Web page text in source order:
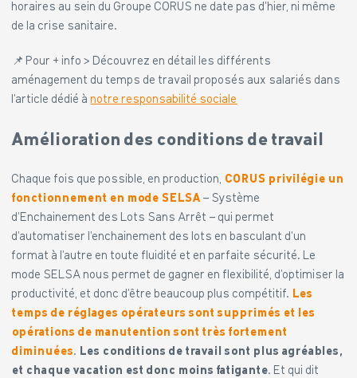
horaires au sein du Groupe CORUS ne date pas d’hier, ni même
de la crise sanitaire.
📌 Pour + info > Découvrez en détail les différents
aménagement du temps de travail proposés aux salariés dans
l’article dédié ànotre responsabilité sociale
Amélioration des conditions de travail
Chaque fois que possible, en production, CORUS privilégie un
fonctionnement en mode SELSA – Système
d’Enchainement des Lots Sans Arrêt – qui permet
d’automatiser l’enchainement des lots en basculant d’un
format à l’autre en toute fluidité et en parfaite sécurité. Le
mode SELSA nous permet de gagner en flexibilité, d’optimiser la
productivité, et donc d’être beaucoup plus compétitif. Les
temps de réglages opérateurs sont supprimés et les
opérations de manutention sont très fortement
diminuées. Les conditions de travail sont plus agréables,
et chaque vacation est donc moins fatigante. Et qui dit